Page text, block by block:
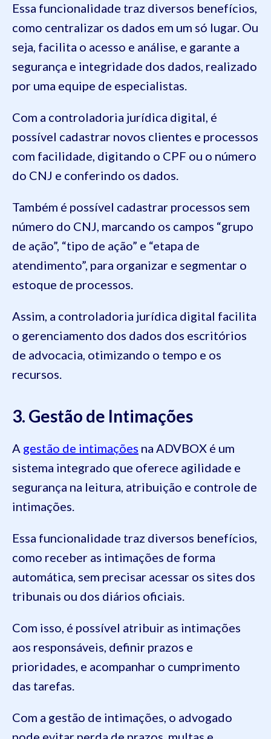
Essa funcionalidade traz diversos benefícios,
como centralizar os dados em um só lugar. Ou
seja, facilita o acesso e análise, e garante a
segurança e integridade dos dados, realizado
por uma equipe de especialistas.
Com a controladoria jurídica digital, é
possível cadastrar novos clientes e processos
com facilidade, digitando o CPF ou o número
do CNJ e conferindo os dados.
Também é possível cadastrar processos sem
número do CNJ, marcando os campos “grupo
de ação”, “tipo de ação” e “etapa de
atendimento”, para organizar e segmentar o
estoque de processos.
Assim, a controladoria jurídica digital facilita
o gerenciamento dos dados dos escritórios
de advocacia, otimizando o tempo e os
recursos.
3. Gestão de Intimações
A gestão de intimações na ADVBOX é um
sistema integrado que oferece agilidade e
segurança na leitura, atribuição e controle de
intimações.
Essa funcionalidade traz diversos benefícios,
como receber as intimações de forma
automática, sem precisar acessar os sites dos
tribunais ou dos diários oficiais.
Com isso, é possível atribuir as intimações
aos responsáveis, definir prazos e
prioridades, e acompanhar o cumprimento
das tarefas.
Com a gestão de intimações, o advogado